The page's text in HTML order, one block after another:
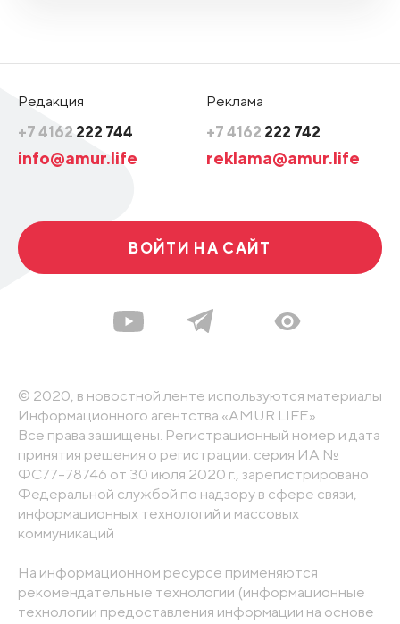
Редакция
+7 4162 222 744
info@amur.life
Реклама
+7 4162 222 742
reklama@amur.life
ВОЙТИ НА САЙТ
© 2020, в новостной ленте используются материалы
Информационного агентства «AMUR.LIFE».
Все права защищены. Регистрационный номер и дата
принятия решения о регистрации: серия ИА №
ФС77-78746 от 30 июля 2020 г., зарегистрировано
Федеральной службой по надзору в сфере связи,
информационных технологий и массовых
коммуникаций
На информационном ресурсе применяются
рекомендательные технологии (информационные
технологии предоставления информации на основе